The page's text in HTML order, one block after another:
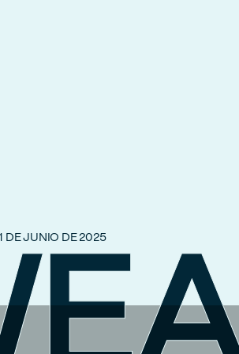
DE JUNIO DE 2025